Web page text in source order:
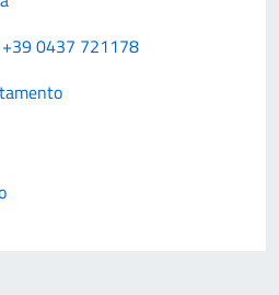
0437 721178